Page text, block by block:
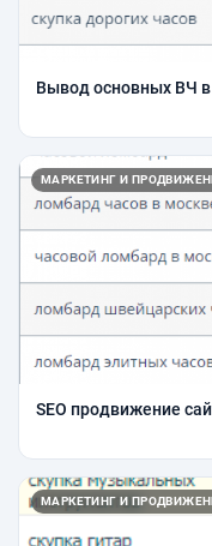
Вывод основных ВЧ
МАРКЕТИНГ И
SEO продвижение
МАРКЕТИНГ И